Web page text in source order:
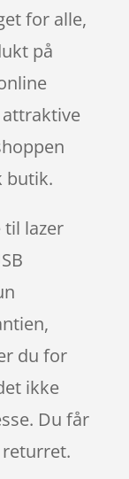
for alle,
på
butik.
til lazer
du for
ikke
Du får
returret.